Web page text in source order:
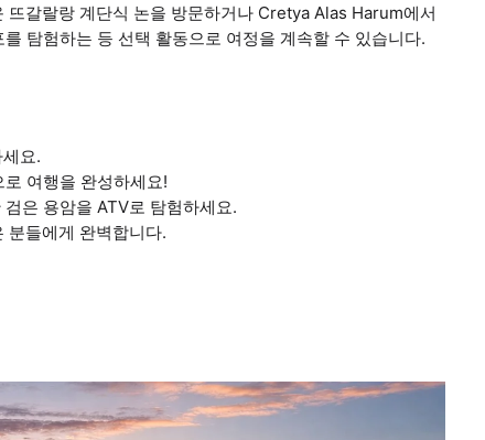
갈랄랑 계단식 논을 방문하거나 Cretya Alas Harum에서
탐험하는 등 선택 활동으로 여정을 계속할 수 있습니다.
요.
여행을 완성하세요!
은 용암을 ATV로 탐험하세요.
분들에게 완벽합니다.